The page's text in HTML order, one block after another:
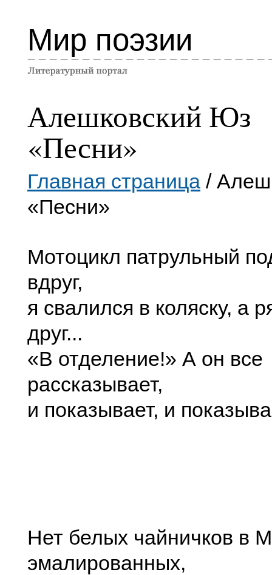
Мир поэзии
Алешковский Юз
«Песни»
Главная страница /
«Песни»
Мотоцикл патрульный
вдруг,
я свалился в коляску, а
друг...
«В отделение!» А он все
рассказывает,
и показывает, и
Нет белых чайничков в
эмалированных,